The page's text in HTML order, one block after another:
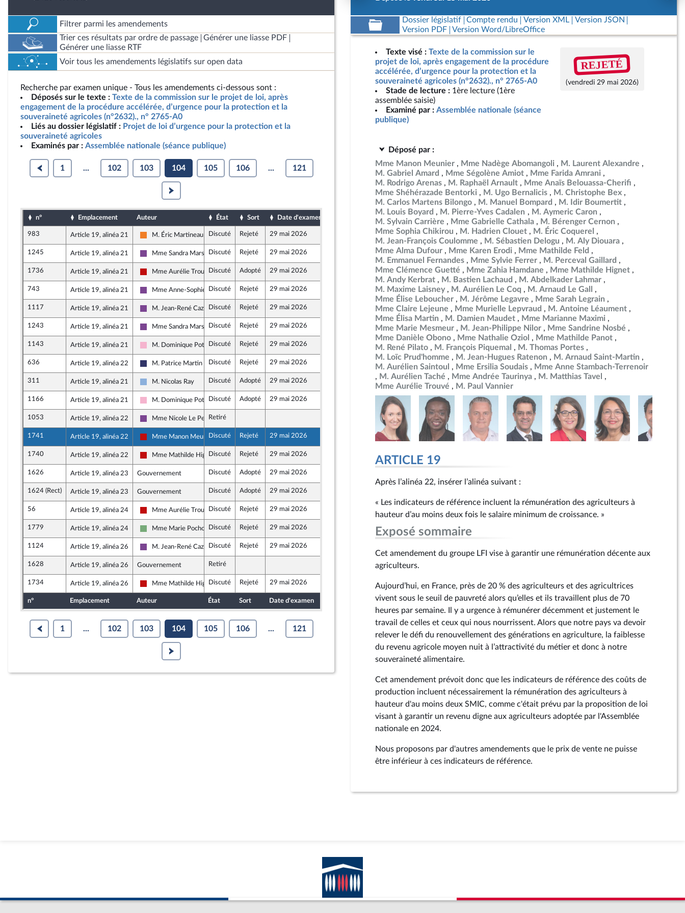
Filtrer parmi les amendements
Trier ces résultats par ordre de passage
Générer une liasse PDF
Générer une liasse RTF
Voir tous les amendements législatifs sur open data
Recherche par examen unique - Tous les amendements ci-dessous sont :
Déposés sur le texte : Texte de la commission sur le projet de loi, après
engagement de la procédure accélérée, d’urgence pour la protection et la
souveraineté agricoles (n°2632)., n° 2765-A0
Liés au dossier législatif : Projet de loi d’urgence pour la protection et la
souveraineté agricoles
Examinés par : Assemblée nationale (séance publique)
1 ... 102 103 104 105 106 ... 121
n° Emplacement Auteur État Sort Date d'examen Date de dépôt
983 Article 19, alinéa 21
Les Démocrates
M. Éric Martineau Discuté Rejeté 29 mai 2026
1245 Article 19, alinéa 21
Ensemble pour la République
Mme Sandra MarsaudDiscuté Rejeté 29 mai 2026
1736 Article 19, alinéa 21
La France insoumise - Nouveau Front Populaire
Mme Aurélie TrouvéDiscuté Adopté 29 mai 2026
743 Article 19, alinéa 21
Ensemble pour la République
Mme Anne-Sophie Ronceret
Discuté Rejeté 29 mai 2026
1117 Article 19, alinéa 21
Ensemble pour la République
M. Jean-René Cazeneuve
Discuté Rejeté 29 mai 2026
1243 Article 19, alinéa 21
Ensemble pour la République
Mme Sandra MarsaudDiscuté Rejeté 29 mai 2026
1143 Article 19, alinéa 21
Socialistes et apparentés
M. Dominique PotierDiscuté Rejeté 29 mai 2026
636 Article 19, alinéa 22
Rassemblement National
M. Patrice Martin Discuté Rejeté 29 mai 2026
311 Article 19, alinéa 21
Droite Républicaine
M. Nicolas Ray Discuté Adopté 29 mai 2026
1166 Article 19, alinéa 21
Socialistes et apparentés
M. Dominique PotierDiscuté Adopté 29 mai 2026
1053 Article 19, alinéa 22
Ensemble pour la République
Mme Nicole Le PeihRetiré
1741 Article 19, alinéa 22
La France insoumise - Nouveau Front Populaire
Mme Manon MeunierDiscuté Rejeté 29 mai 2026
1740 Article 19, alinéa 22
La France insoumise - Nouveau Front Populaire
Mme Mathilde HignetDiscuté Rejeté 29 mai 2026
1626 Article 19, alinéa 23 Gouvernement Discuté Adopté 29 mai 2026
1624 (Rect) Article 19, alinéa 23 Gouvernement Discuté Adopté 29 mai 2026
56 Article 19, alinéa 24
La France insoumise - Nouveau Front Populaire
Mme Aurélie TrouvéDiscuté Rejeté 29 mai 2026
1779 Article 19, alinéa 24
Écologiste et Social
Mme Marie Pochon Discuté Rejeté 29 mai 2026
1124 Article 19, alinéa 26
Ensemble pour la République
M. Jean-René Cazeneuve
Discuté Rejeté 29 mai 2026
1628 Article 19, alinéa 26 Gouvernement Retiré
1734 Article 19, alinéa 26
La France insoumise - Nouveau Front Populaire
Mme Mathilde HignetDiscuté Rejeté 29 mai 2026
n° Emplacement Auteur État Sort Date d'examen
1 ... 102 103 104 105 106 ... 121
Dossier législatif Compte rendu Version XML
Version JSON
Version PDF
Version Word/LibreOffice
Texte visé : Texte de la commission sur le
projet de loi, après engagement de la procédure
accélérée, d’urgence pour la protection et la
souveraineté agricoles (n°2632)., n° 2765-A0
Stade de lecture : 1ère lecture (1ère
assemblée saisie)
Examiné par : Assemblée nationale (séance
publique)
REJETÉ
(vendredi 29 mai 2026)
Déposé par :
Mme Manon Meunier
Mme Nadège Abomangoli
M. Laurent Alexandre
M. Gabriel Amard
Mme Ségolène Amiot
Mme Farida Amrani
M. Rodrigo Arenas
M. Raphaël Arnault
Mme Anaïs Belouassa-Cherifi
Mme Shéhérazade Bentorki
M. Ugo Bernalicis
M. Christophe Bex
M. Carlos Martens Bilongo
M. Manuel Bompard
M. Idir Boumertit
M. Louis Boyard
M. Pierre-Yves Cadalen
M. Aymeric Caron
M. Sylvain Carrière
Mme Gabrielle Cathala
M. Bérenger Cernon
Mme Sophia Chikirou
M. Hadrien Clouet
M. Éric Coquerel
M. Jean-François Coulomme
M. Sébastien Delogu
M. Aly Diouara
Mme Alma Dufour
Mme Karen Erodi
Mme Mathilde Feld
M. Emmanuel Fernandes
Mme Sylvie Ferrer
M. Perceval Gaillard
Mme Clémence Guetté
Mme Zahia Hamdane
Mme Mathilde Hignet
M. Andy Kerbrat
M. Bastien Lachaud
M. Abdelkader Lahmar
M. Maxime Laisney
M. Aurélien Le Coq
M. Arnaud Le Gall
Mme Élise Leboucher
M. Jérôme Legavre
Mme Sarah Legrain
Mme Claire Lejeune
Mme Murielle Lepvraud
M. Antoine Léaument
Mme Élisa Martin
M. Damien Maudet
Mme Marianne Maximi
Mme Marie Mesmeur
M. Jean-Philippe Nilor
Mme Sandrine Nosbé
Mme Danièle Obono
Mme Nathalie Oziol
Mme Mathilde Panot
M. René Pilato
M. François Piquemal
M. Thomas Portes
M. Loïc Prud'homme
M. Jean-Hugues Ratenon
M. Arnaud Saint-Martin
M. Aurélien Saintoul
Mme Ersilia Soudais
Mme Anne Stambach-Terrenoir
M. Aurélien Taché
Mme Andrée Taurinya
M. Matthias Tavel
Mme Aurélie Trouvé
M. Paul Vannier
ARTICLE 19
Après l’alinéa 22, insérer l’alinéa suivant :
« Les indicateurs de référence incluent la rémunération des agriculteurs à
hauteur d’au moins deux fois le salaire minimum de croissance. »
Exposé sommaire
Cet amendement du groupe LFI vise à garantir une rémunération décente aux
agriculteurs.
Aujourd’hui, en France, près de 20 % des agriculteurs et des agricultrices
vivent sous le seuil de pauvreté alors qu’elles et ils travaillent plus de 70
heures par semaine. Il y a urgence à rémunérer décemment et justement le
travail de celles et ceux qui nous nourrissent. Alors que notre pays va devoir
relever le défi du renouvellement des générations en agriculture, la faiblesse
du revenu agricole moyen nuit à l’attractivité du métier et donc à notre
souveraineté alimentaire.
Cet amendement prévoit donc que les indicateurs de référence des coûts de
production incluent nécessairement la rémunération des agriculteurs à
hauteur d'au moins deux SMIC, comme c'était prévu par la proposition de loi
visant à garantir un revenu digne aux agriculteurs adoptée par l'Assemblée
nationale en 2024.
Nous proposons par d'autres amendements que le prix de vente ne puisse
être inférieur à ces indicateurs de référence.